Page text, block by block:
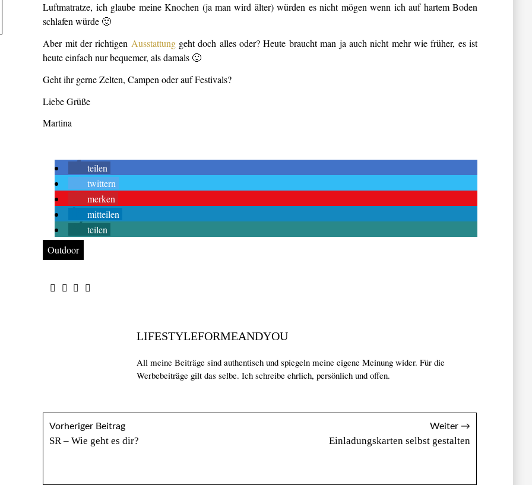
Luftmatratze, ich glaube meine Knochen (ja man wird älter) würden es nicht mögen wenn ich auf hartem Boden
schlafen würde 🙂
Aber mit der richtigen Ausstattunggeht doch alles oder? Heute braucht man ja auch nicht mehr wie früher, es ist
heute einfach nur bequemer, als damals 🙂
Geht ihr gerne Zelten, Campen oder auf Festivals?
Liebe Grüße
Martina
teilen
twittern
merken
mitteilen
teilen
Outdoor
LIFESTYLEFORMEANDYOU
All meine Beiträge sind authentisch und spiegeln meine eigene Meinung wider. Für die
Werbebeiträge gilt das selbe. Ich schreibe ehrlich, persönlich und offen.
Vorheriger Beitrag
SR – Wie geht es dir?
Weiter →
Einladungskarten selbst gestalten